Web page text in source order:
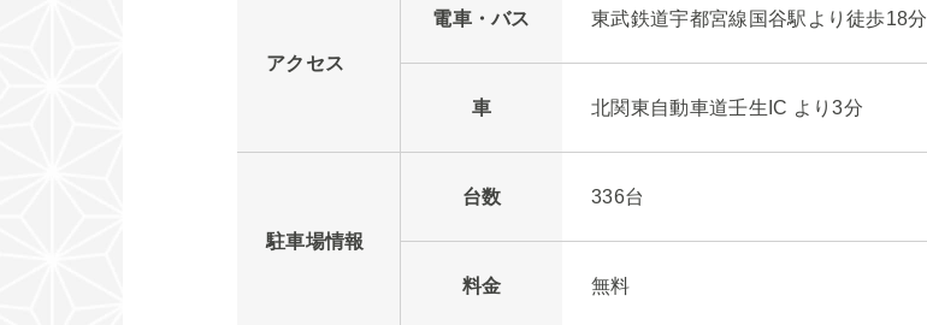
アクセス
電車・バス 東武鉄道宇都宮線国谷駅より徒歩18分
車 北関東自動車道壬生IC より3分
駐車場情報
台数 336台
料金 無料